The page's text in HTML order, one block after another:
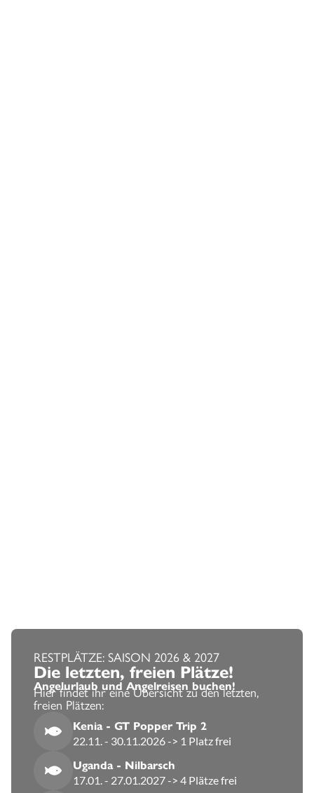
RESTPLÄTZE: SAISON 2026 & 2027
Die letzten, freien Plätze!
Angelurlaub und Angelreisen buchen!
Hier findet ihr eine Übersicht zu den letzten,
freien Plätzen:
Kenia - GT Popper Trip 2
22.11. - 30.11.2026 -> 1 Platz frei
Uganda - Nilbarsch
17.01. - 27.01.2027 -> 4 Plätze frei